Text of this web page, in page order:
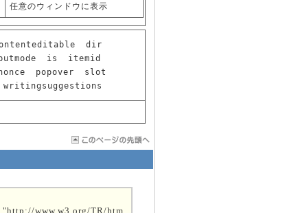
任意のウィンドウに表示
dir
is
itemid
popover
slot
writingsuggestions
www.w3.org/TR/htm